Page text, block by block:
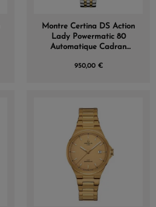
Montre Certina DS Action
Lady Powermatic 80
Automatique Cadran
950,00 €